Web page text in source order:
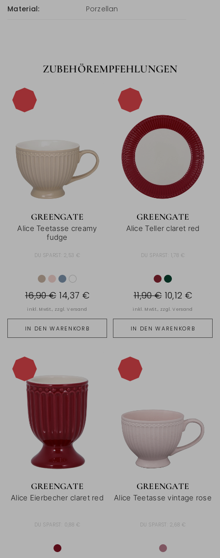
Material: Porzellan
ZUBEHÖREMPFEHLUNGEN
GREENGATE
Alice Teetasse creamy
fudge
DU SPARST: 2,53 €
IN DEN WARENKORB
16,90 € 14,37 €
inkl. MwSt., zzgl.Versand
GREENGATE
Alice Teller claret red
DU SPARST: 1,78 €
IN DEN WARENKORB
11,90 € 10,12 €
inkl. MwSt., zzgl.Versand
GREENGATE
Alice Eierbecher claret red
DU SPARST: 0,88 €
GREENGATE
Alice Teetasse vintage rose
DU SPARST: 2,68 €